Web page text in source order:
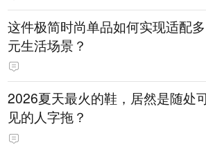
这件极简时尚单品如何实现适配多
元生活场景？
2026夏天最火的鞋，居然是随处
见的人字拖？